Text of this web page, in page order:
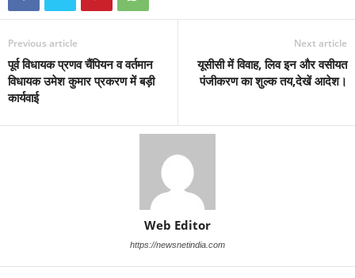
Previous article
पूर्व विधायक प्रणव चैंपियन व वर्तमान
विधायक उमेश कुमार प्रकरण में बड़ी
कार्यवाई
Next article
यूसीसी में विवाह, लिव इन और वसीयत
पंजीकरण का शुल्क तय,देखें आदेश।
Web Editor
https://newsnetindia.com